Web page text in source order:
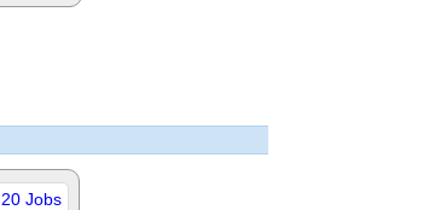
20 Jobs